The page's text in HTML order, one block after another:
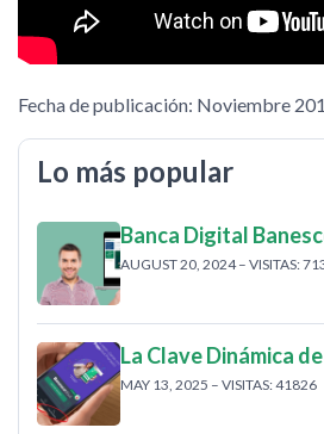
Fecha de publicación: Noviembre
Lo más popular
Banca Digital
AUGUST 20, 2024 – VISITAS:
La Clave Dinámica
MAY 13, 2025 – VISITAS: 41826